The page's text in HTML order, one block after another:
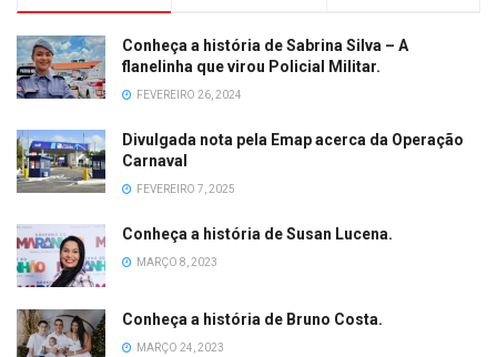
Conheça a história de Sabrina Silva – A
flanelinha que virou Policial Militar.
FEVEREIRO 26, 2024
Divulgada nota pela Emap acerca da Operação
Carnaval
FEVEREIRO 7, 2025
Conheça a história de Susan Lucena.
MARÇO 8, 2023
Conheça a história de Bruno Costa.
MARÇO 24, 2023